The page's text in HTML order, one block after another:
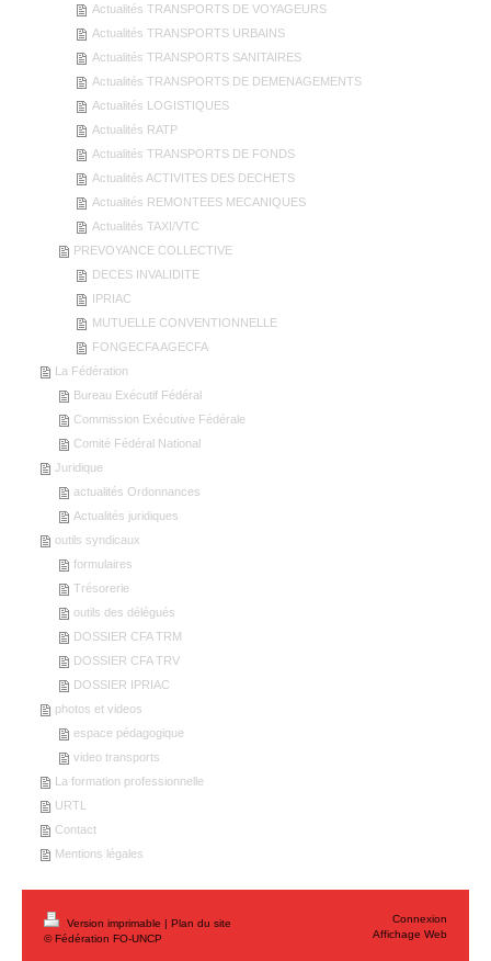
Actualités TRANSPORTS DE VOYAGEURS
Actualités TRANSPORTS URBAINS
Actualités TRANSPORTS SANITAIRES
Actualités TRANSPORTS DE DEMENAGEMENTS
Actualités LOGISTIQUES
Actualités RATP
Actualités TRANSPORTS DE FONDS
Actualités ACTIVITES DES DECHETS
Actualités REMONTEES MECANIQUES
Actualités TAXI/VTC
PREVOYANCE COLLECTIVE
DECES INVALIDITE
IPRIAC
MUTUELLE CONVENTIONNELLE
FONGECFA AGECFA
La Fédération
Bureau Exécutif Fédéral
Commission Exécutive Fédérale
Comité Fédéral National
Juridique
actualités Ordonnances
Actualités juridiques
outils syndicaux
formulaires
Trésorerie
outils des délégués
DOSSIER CFA TRM
DOSSIER CFA TRV
DOSSIER IPRIAC
photos et videos
espace pédagogique
video transports
La formation professionnelle
URTL
Contact
Mentions légales
Version imprimable | Plan du site
© Fédération FO-UNCP
Connexion
Affichage Web